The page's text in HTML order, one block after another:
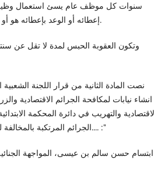
سنوات كل موظف عام يسئ استعمال
إعطائه أو الوعد بإعطائه هو أو غيره نقوداً أو منفعة أخرى لاحق له فيها.
وتكون العقوبة الحبس لمدة لا تقل عن
انشاء نيابات لمكافحة الجرائم الاقتصادية
والتهريب في دائرة المحكمة
الجرائم المرتكبة بالمخالفة للتشريعات الاقتصادية ومكافحة التهريب.... :"
ابتسام حسن سالم بن عيسى، المواجهة